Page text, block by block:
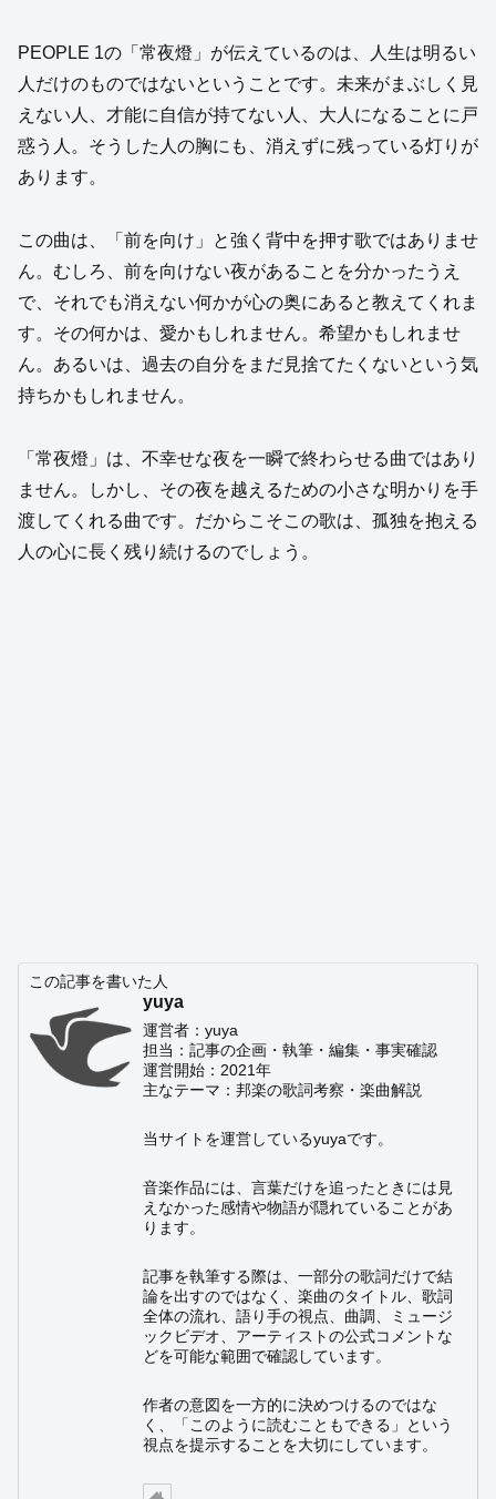
PEOPLE 1の「常夜燈」が伝えているのは、人生は明るい
人だけのものではないということです。未来がまぶしく見
えない人、才能に自信が持てない人、大人になることに戸
惑う人。そうした人の胸にも、消えずに残っている灯りが
あります。
この曲は、「前を向け」と強く背中を押す歌ではありませ
ん。むしろ、前を向けない夜があることを分かったうえ
で、それでも消えない何かが心の奥にあると教えてくれま
す。その何かは、愛かもしれません。希望かもしれませ
ん。あるいは、過去の自分をまだ見捨てたくないという気
持ちかもしれません。
「常夜燈」は、不幸せな夜を一瞬で終わらせる曲ではあり
ません。しかし、その夜を越えるための小さな明かりを手
渡してくれる曲です。だからこそこの歌は、孤独を抱える
人の心に長く残り続けるのでしょう。
この記事を書いた人
yuya
運営者：yuya
担当：記事の企画・執筆・編集・事実確認
運営開始：2021年
主なテーマ：邦楽の歌詞考察・楽曲解説
当サイトを運営しているyuyaです。
音楽作品には、言葉だけを追ったときには見
えなかった感情や物語が隠れていることがあ
ります。
記事を執筆する際は、一部分の歌詞だけで結
論を出すのではなく、楽曲のタイトル、歌詞
全体の流れ、語り手の視点、曲調、ミュージ
ックビデオ、アーティストの公式コメントな
どを可能な範囲で確認しています。
作者の意図を一方的に決めつけるのではな
く、「このように読むこともできる」という
視点を提示することを大切にしています。